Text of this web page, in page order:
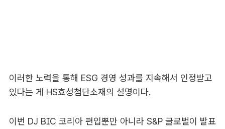
이러한 노력을 통해 ESG 경영 성과를 지속해서 인정받고
있다는 게 HS효성첨단소재의 설명이다.
이번 DJ BIC 코리아 편입뿐만 아니라 S&P 글로벌이 발표